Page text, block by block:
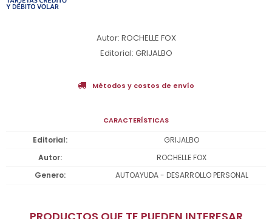
Autor: ROCHELLE FOX
Editorial: GRIJALBO
Métodos y costos de envío
CARACTERÍSTICAS
Editorial
GRIJALBO
Autor
ROCHELLE FOX
Genero
AUTOAYUDA - DESARROLLO PERSONAL